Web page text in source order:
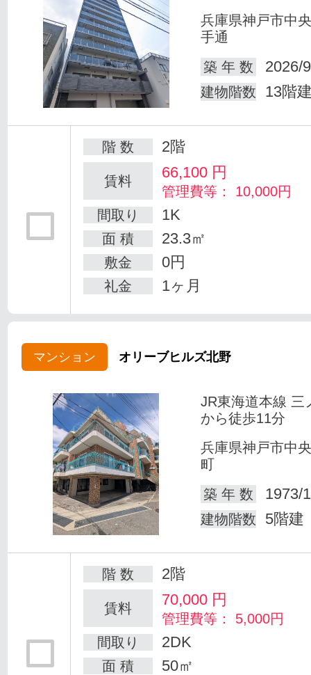
兵庫県神戸市中
手通
築 年 数
2026/
建物階数 13階
階 数 2階
賃料 66,100 円
管理費等： 10,000円
間取り
1K
面 積 23.3㎡
敷金 0円
礼金 1ヶ月
マンション オリーブヒルズ北野
JR東海道本線 三
から徒歩11分
兵庫県神戸市中
町
築 年 数
1973/
建物階数 5階建
階 数 2階
賃料 70,000 円
管理費等： 5,000円
間取り
2DK
面 積 50㎡